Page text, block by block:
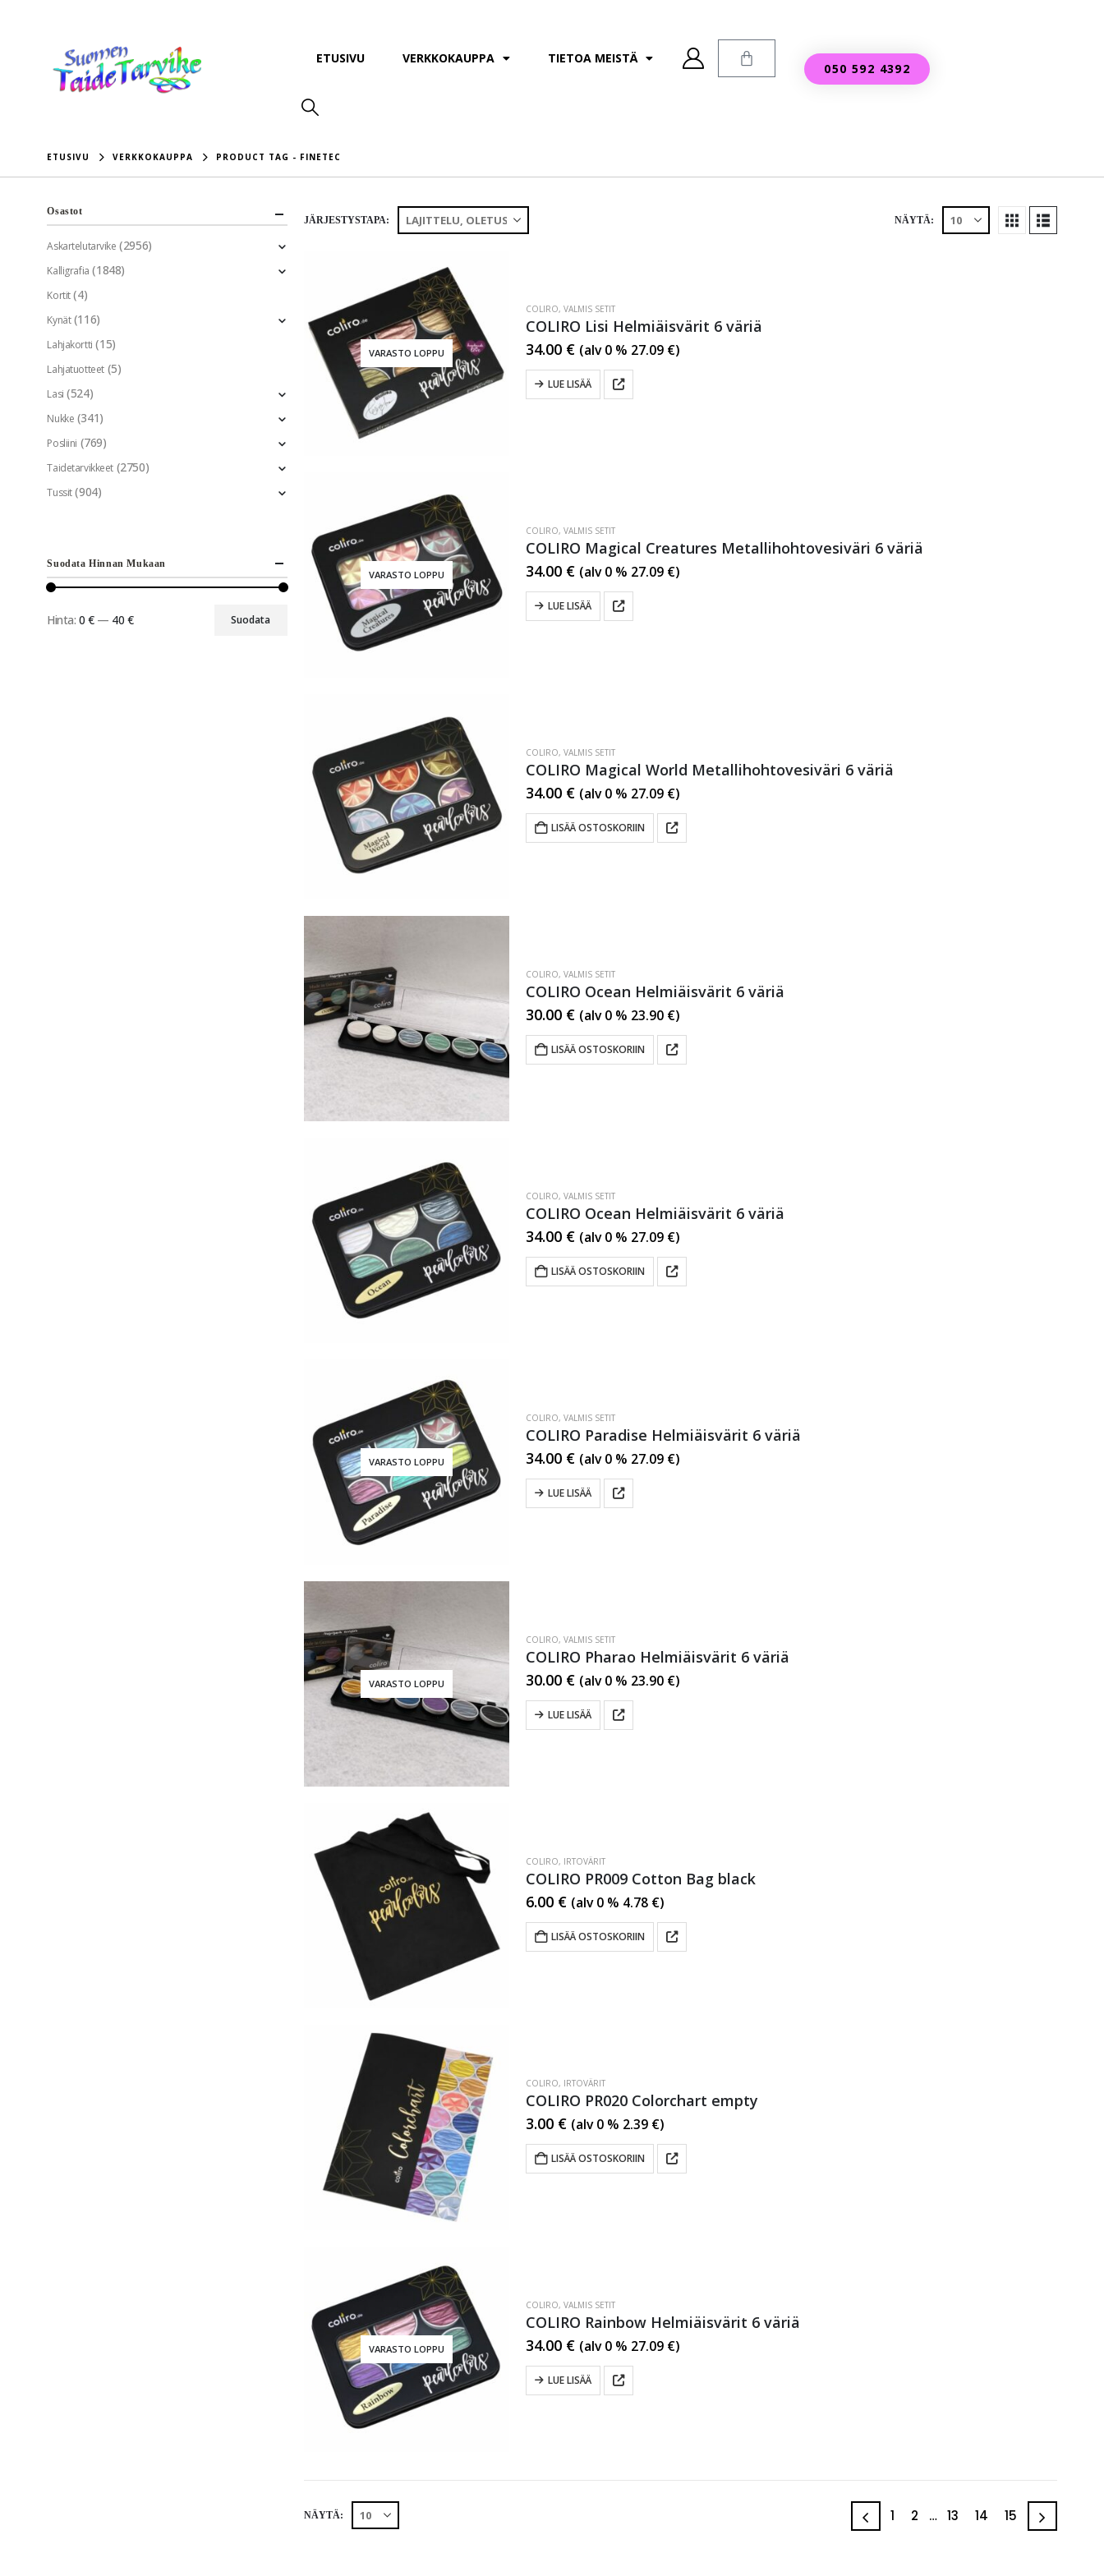
ETUSIVU VERKKOKAUPPA TIETOA MEISTÄ
050 592 4392
ETUSIVU VERKKOKAUPPA PRODUCT TAG - FINETEC
JÄRJESTYSTAPA: NÄYTÄ:
VARASTO LOPPU
COLIRO, VALMIS SETIT
COLIRO Lisi Helmiäisvärit 6 väriä
34.00 € (alv 0 % 27.09 €)
LUE LISÄÄ
VARASTO LOPPU
COLIRO, VALMIS SETIT
COLIRO Magical Creatures Metallihohtovesiväri 6 väriä
34.00 € (alv 0 % 27.09 €)
LUE LISÄÄ
COLIRO, VALMIS SETIT
COLIRO Magical World Metallihohtovesiväri 6 väriä
34.00 € (alv 0 % 27.09 €)
LISÄÄ OSTOSKORIIN
COLIRO, VALMIS SETIT
COLIRO Ocean Helmiäisvärit 6 väriä
30.00 € (alv 0 % 23.90 €)
LISÄÄ OSTOSKORIIN
COLIRO, VALMIS SETIT
COLIRO Ocean Helmiäisvärit 6 väriä
34.00 € (alv 0 % 27.09 €)
LISÄÄ OSTOSKORIIN
VARASTO LOPPU
COLIRO, VALMIS SETIT
COLIRO Paradise Helmiäisvärit 6 väriä
34.00 € (alv 0 % 27.09 €)
LUE LISÄÄ
VARASTO LOPPU
COLIRO, VALMIS SETIT
COLIRO Pharao Helmiäisvärit 6 väriä
30.00 € (alv 0 % 23.90 €)
LUE LISÄÄ
COLIRO, IRTOVÄRIT
COLIRO PR009 Cotton Bag black
6.00 € (alv 0 % 4.78 €)
LISÄÄ OSTOSKORIIN
COLIRO, IRTOVÄRIT
COLIRO PR020 Colorchart empty
3.00 € (alv 0 % 2.39 €)
LISÄÄ OSTOSKORIIN
VARASTO LOPPU
COLIRO, VALMIS SETIT
COLIRO Rainbow Helmiäisvärit 6 väriä
34.00 € (alv 0 % 27.09 €)
LUE LISÄÄ
NÄYTÄ: 1 2 … 13 14 15
Osastot
Askartelutarvike (2956)
Kalligrafia (1848)
Kortit (4)
Kynät (116)
Lahjakortti (15)
Lahjatuotteet (5)
Lasi (524)
Nukke (341)
Posliini (769)
Taidetarvikkeet (2750)
Tussit (904)
Suodata Hinnan Mukaan
Suodata
Hinta: 0 €— 40 €